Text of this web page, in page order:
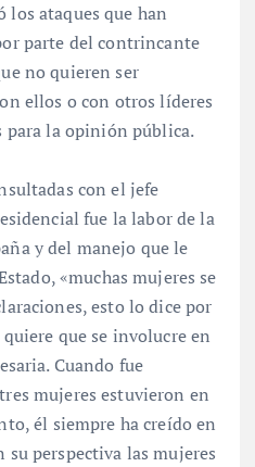
los ataques que han
parte del contrincante
no quieren ser
ellos o con otros líderes
para la opinión pública.
con el jefe
fue la labor de la
y del manejo que le
«muchas mujeres se
esto lo dice por
que se involucre en
Cuando fue
mujeres estuvieron en
él siempre ha creído en
su perspectiva las mujeres